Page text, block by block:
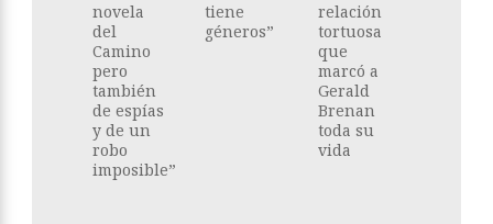
novela
del
Camino
pero
también
de espías
y de un
robo
imposible”
tiene
géneros”
relación
tortuosa
que
marcó a
Gerald
Brenan
toda su
vida